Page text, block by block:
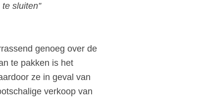
sluiten”
genoeg over de
te pakken is het
ze in geval van
verkoop van